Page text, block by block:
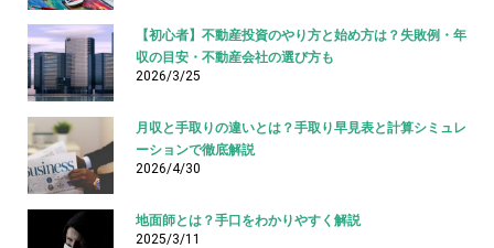
【初心者】不動産投資のやり方と始め方は？失敗例・年
収の目安・不動産会社の選び方も
2026/3/25
月収と手取りの違いとは？手取り早見表と計算シミュレ
ーションで徹底解説
2026/4/30
地面師とは？手口をわかりやすく解説
2025/3/11